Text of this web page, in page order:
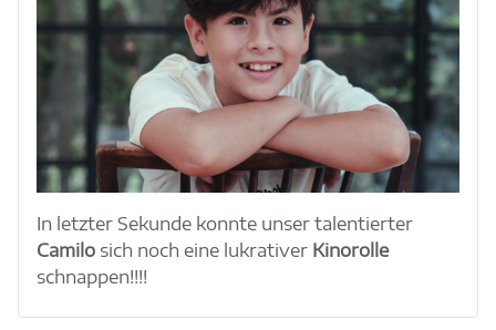
In letzter Sekunde konnte unser talentierter
Camilo sich noch eine lukrativer Kinorolle
schnappen!!!!